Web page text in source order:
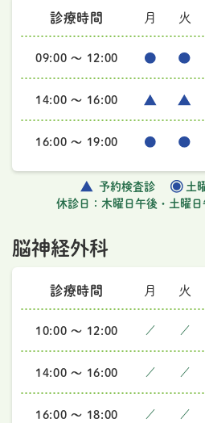
診療時間 月 火
09:00 ～ 12:00
14:00 ～ 16:00
16:00 ～ 19:00
予約検査診
土
休診日：木曜日午後・土曜
脳神経外科
診療時間 月 火
10:00 ～ 12:00 ／ ／
14:00 ～ 16:00 ／ ／
16:00 ～ 18:00 ／ ／